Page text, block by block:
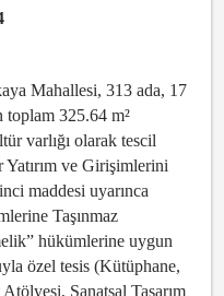
Mahallesi, 313 ada, 17
toplam 325.64 m²
varlığı olarak tescil
Yatırım ve Girişimlerini
maddesi uyarınca
Taşınmaz
hükümlerine uygun
özel tesis (Kütüphane,
Sanatsal Tasarım